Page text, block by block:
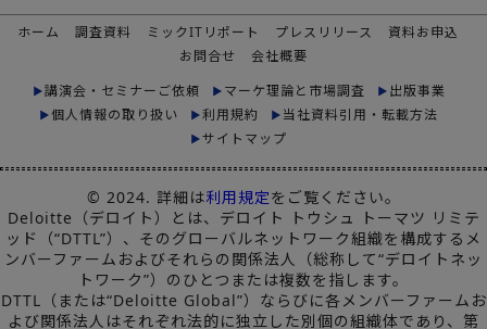
ホーム 調査資料 ミックITリポート プレスリリース
資料お申込
お問合せ
会社概要
講演会・セミナーご依頼
マーケ理論と市場調査
出版事業
個人情報の取り扱い
利用規約
当社資料引用・転載方法
サイトマップ
© 2024. 詳細は利用規定をご覧ください。
Deloitte（デロイト）とは、デロイト トウシュ トーマツ リミテ
ッド（“DTTL”）、そのグローバルネットワーク組織を構成するメ
ンバーファームおよびそれらの関係法人（総称して“デロイトネッ
トワーク”）のひとつまたは複数を指します。
DTTL（または“Deloitte Global”）ならびに各メンバーファームお
よび関係法人はそれぞれ法的に独立した別個の組織体であり、第